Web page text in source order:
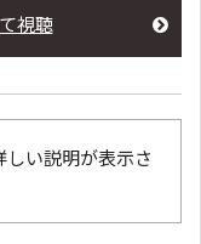
視聴
い説明が表示さ